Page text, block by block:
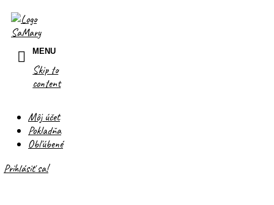
MENU
Skip to
content
Môj účet
Pokladňa
Obľúbené
Prihlásiť sa!